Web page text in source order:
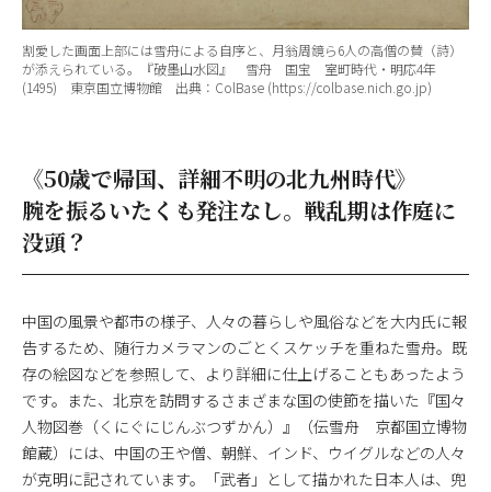
割愛した画面上部には雪舟による自序と、月翁周鏡ら6人の高僧の賛（詩）
が添えられている。『破墨山水図』 雪舟 国宝 室町時代・明応4年
(1495) 東京国立博物館 出典：ColBase (https://colbase.nich.go.jp)
《50歳で帰国、詳細不明の北九州時代》
腕を振るいたくも発注なし。戦乱期は作庭に
没頭？
中国の風景や都市の様子、人々の暮らしや風俗などを大内氏に報
告するため、随行カメラマンのごとくスケッチを重ねた雪舟。既
存の絵図などを参照して、より詳細に仕上げることもあったよう
です。また、北京を訪問するさまざまな国の使節を描いた『国々
人物図巻（くにぐにじんぶつずかん）』（伝雪舟 京都国立博物
館蔵）には、中国の王や僧、朝鮮、インド、ウイグルなどの人々
が克明に記されています。「武者」として描かれた日本人は、兜